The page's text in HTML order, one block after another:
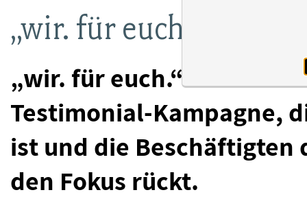
„wir. für euch.“
„wir. für euch.“ lautet
Testimonial-Kampagne,
ist und die Beschäftigten
den Fokus rückt.